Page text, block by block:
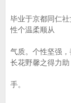
毕业于京都同仁
性个温柔顺从
气质。个性坚强
长花野馨之得力助
手。